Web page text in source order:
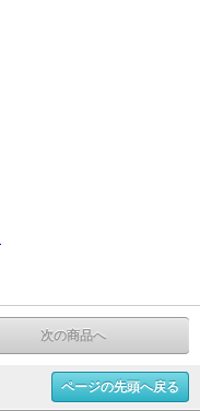
次の商品へ
ページの先頭へ戻る